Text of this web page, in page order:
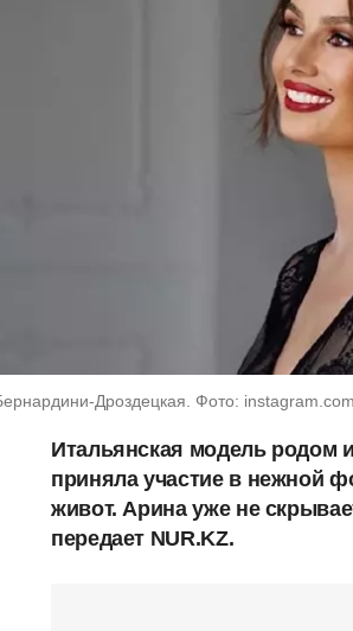
Дроздецкая. Фото:
Итальянская модель родом
приняла участие в нежной
живот. Арина уже не
передает NUR.KZ.